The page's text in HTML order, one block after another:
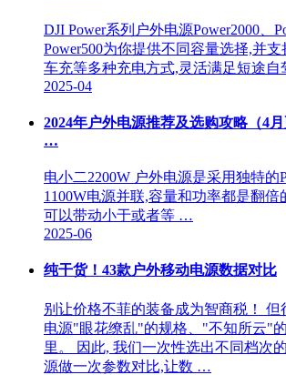
DJI Power系列户外电源Power2000、
Power500为你提供不同容量选择,并支
车充等多种充电方式,灵活满足短途
2025-04
2024年户外电源推荐及选购攻略（4
…
电小二2200W 户外电源是采用独特的
1100W电源并联,容量和功率都是翻倍
可以带动小于或者等 …
2025-06
纯干货！43款户外移动电源数据对比
别让价格不菲的装备成为智商税！
电源"眼花缭乱"的规格、"不知所云"
里。 因此, 我们一次性选出不同档次
源做一次参数对比,让数 …